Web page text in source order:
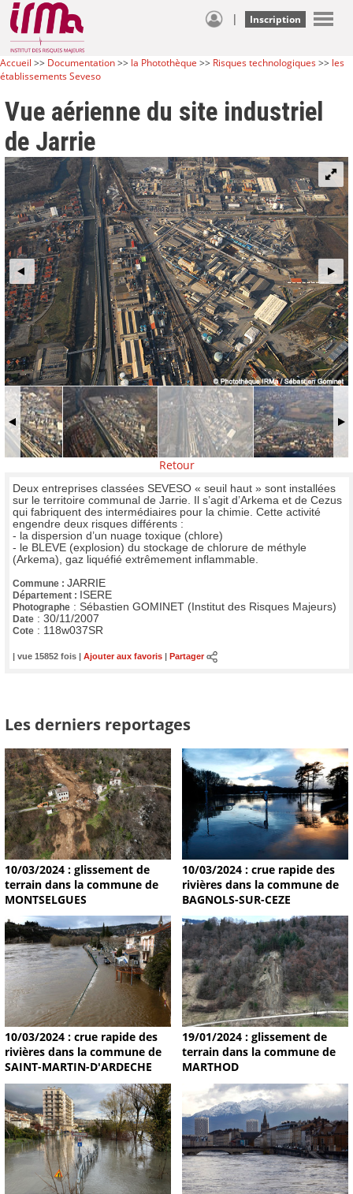
| Inscription
Accueil >> Documentation>> la Photothèque >> Risques technologiques>> les
établissements Seveso
Vue aérienne du site industriel
de Jarrie
Retour
Deux entreprises classées SEVESO « seuil haut » sont installées
sur le territoire communal de Jarrie. Il s’agit d’Arkema et de Cezus
qui fabriquent des intermédiaires pour la chimie. Cette activité
engendre deux risques différents :
- la dispersion d’un nuage toxique (chlore)
- le BLEVE (explosion) du stockage de chlorure de méthyle
(Arkema), gaz liquéfié extrêmement inflammable.
Commune : JARRIE
Département : ISERE
Photographe : Sébastien GOMINET (Institut des Risques Majeurs)
Date : 30/11/2007
Cote : 118w037SR
| vue 15852 fois | Ajouter aux favoris Partager
Les derniers reportages
10/03/2024 : glissement de
terrain dans la commune de
MONTSELGUES
10/03/2024 : crue rapide des
rivières dans la commune de
BAGNOLS-SUR-CEZE
10/03/2024 : crue rapide des
rivières dans la commune de
SAINT-MARTIN-D'ARDECHE
19/01/2024 : glissement de
terrain dans la commune de
MARTHOD